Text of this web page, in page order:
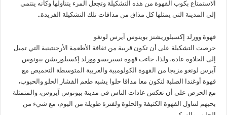
الاستمتاع بكوب القهوة من هذه التشكيلة وتجعل المرء يتناولها وكأنه ينتمي
إلى المدينة التي يمثلها كل مذاق من مذاقات تلك التشكيلة الفريدة..
قهوة وورلد إكسبلوريشنز بوينوس آيرس لونغو
حرصت التشكيلة على أن تكون قريبة من ثقافة الأطعمة الأرجنتينية التي تميل
إلى الحلاوة عادة، ولذا، جاءت قهوة نسبريسو وورلد إكسبلوريشن بيونوس
آيرس لونغو مزيجا من القهوة الكولومبية والعربية المتوسطة التحميص مع
قهوة أوغندا الصلبة لتكون معا مذاقا حلوا يشبه طعم الفشار الحلو والحبوب،
مع الحرص على أن تعكس عادات الناس في مدينة بيونوس آيروس، والمتمثلة
بحبهم لتناول القهوة الكثيفة والحلوة ولفترة طويلة من اليوم، مع شيء من